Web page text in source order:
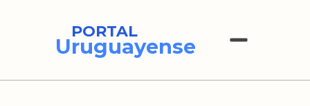
PORTAL
Uruguayense